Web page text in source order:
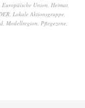
Europäische Union, Heimat,
, Lokale Aktionsgruppe,
, Modellregion, Pflegezone,